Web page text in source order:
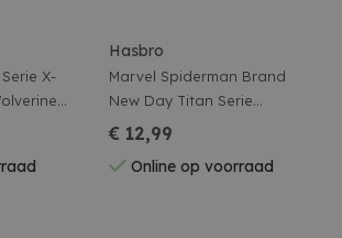
X-
Hasbro
Marvel Spiderman Brand
New Day Titan Serie
Actiefiguur Spiderman 30cm
€ 12,99
Online op voorraad